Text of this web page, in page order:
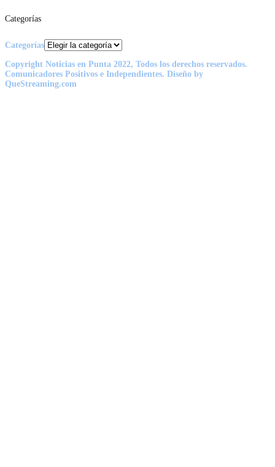
Categorías
Categorías
Copyright Noticias en Punta 2022, Todos los derechos reservados.
Comunicadores Positivos e Independientes. Diseño by
QueStreaming.com